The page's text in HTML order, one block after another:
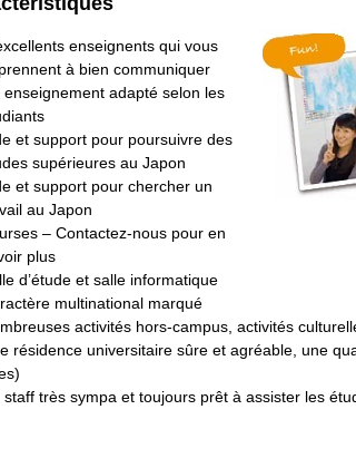
enseignents qui vous
à bien communiquer
enseignement adapté selon les
et support pour poursuivre des
supérieures au Japon
et support pour chercher un
au Japon
– Contactez-nous pour en
plus
d’étude et salle informatique
multinational marqué
activités hors-campus, activités
résidence universitaire sûre et agréable, une
staff très sympa et toujours prêt à assister les